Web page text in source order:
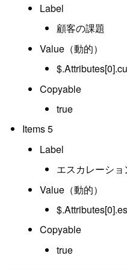
Label
顧客の課題
Value（動的）
Copyable
true
Items 5
Label
エスカレーショ
Value（動的）
Copyable
true